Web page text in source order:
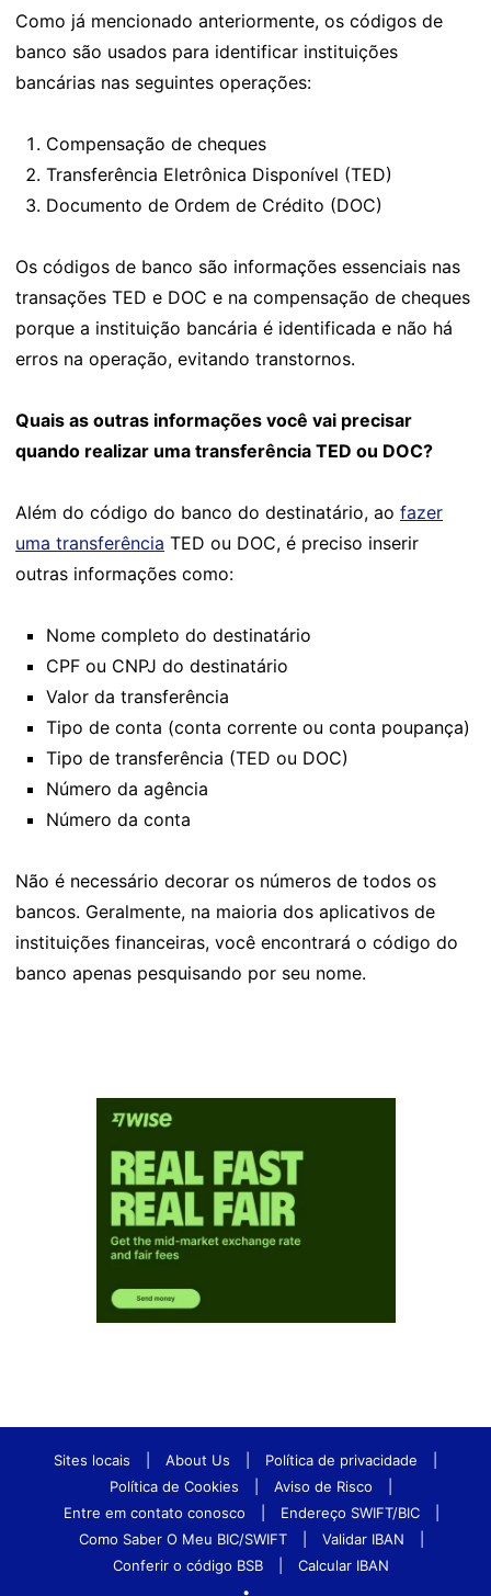
Como já mencionado anteriormente, os códigos de
banco são usados para identificar instituições
bancárias nas seguintes operações:
Compensação de cheques
Transferência Eletrônica Disponível (TED)
Documento de Ordem de Crédito (DOC)
Os códigos de banco são informações essenciais nas
transações TED e DOC e na compensação de cheques
porque a instituição bancária é identificada e não há
erros na operação, evitando transtornos.
Quais as outras informações você vai precisar
quando realizar uma transferência TED ou DOC?
Além do código do banco do destinatário, ao fazer
uma transferência TED ou DOC, é preciso inserir
outras informações como:
Nome completo do destinatário
CPF ou CNPJ do destinatário
Valor da transferência
Tipo de conta (conta corrente ou conta poupança)
Tipo de transferência (TED ou DOC)
Número da agência
Número da conta
Não é necessário decorar os números de todos os
bancos. Geralmente, na maioria dos aplicativos de
instituições financeiras, você encontrará o código do
banco apenas pesquisando por seu nome.
Sites locais About Us Política de privacidade
Política de Cookies
Aviso de Risco
Entre em contato conosco
Endereço SWIFT/BIC
Como Saber O Meu BIC/SWIFT
Validar IBAN
Conferir o código BSB
Calcular IBAN
•